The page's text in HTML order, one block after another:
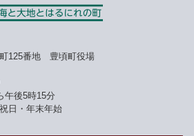
125番地 豊頃町役場
午後5時15分
日・年末年始